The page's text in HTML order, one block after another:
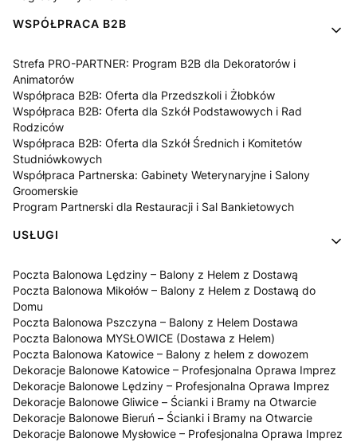
WSPÓŁPRACA B2B
Strefa PRO-PARTNER: Program B2B dla Dekoratorów i
Animatorów
Współpraca B2B: Oferta dla Przedszkoli i Żłobków
Współpraca B2B: Oferta dla Szkół Podstawowych i Rad
Rodziców
Współpraca B2B: Oferta dla Szkół Średnich i Komitetów
Studniówkowych
Współpraca Partnerska: Gabinety Weterynaryjne i Salony
Groomerskie
Program Partnerski dla Restauracji i Sal Bankietowych
USŁUGI
Poczta Balonowa Lędziny – Balony z Helem z Dostawą
Poczta Balonowa Mikołów – Balony z Helem z Dostawą do
Domu
Poczta Balonowa Pszczyna – Balony z Helem Dostawa
Poczta Balonowa MYSŁOWICE (Dostawa z Helem)
Poczta Balonowa Katowice – Balony z helem z dowozem
Dekoracje Balonowe Katowice – Profesjonalna Oprawa Imprez
Dekoracje Balonowe Lędziny – Profesjonalna Oprawa Imprez
Dekoracje Balonowe Gliwice – Ścianki i Bramy na Otwarcie
Dekoracje Balonowe Bieruń – Ścianki i Bramy na Otwarcie
Dekoracje Balonowe Mysłowice – Profesjonalna Oprawa Imprez